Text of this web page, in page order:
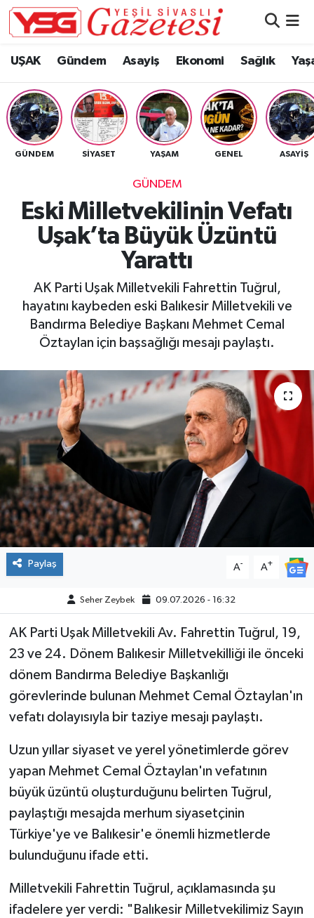
UŞAK Gündem Asayiş Ekonomi Sağlık
GÜNDEM SIYASET YAŞAM GENEL ASAYIŞ
GÜNDEM
Eski Milletvekilinin Vefatı
Uşak’ta Büyük Üzüntü
Yarattı
AK Parti Uşak Milletvekili Fahrettin Tuğrul,
hayatını kaybeden eski Balıkesir Milletvekili ve
Bandırma Belediye Başkanı Mehmet Cemal
Öztaylan için başsağlığı mesajı paylaştı.
Paylaş A- A+
Seher Zeybek 09.07.2026 - 16:32
AK Parti Uşak Milletvekili Av. Fahrettin Tuğrul, 19,
23 ve 24. Dönem Balıkesir Milletvekilliği ile önceki
dönem Bandırma Belediye Başkanlığı
görevlerinde bulunan Mehmet Cemal Öztaylan'ın
vefatı dolayısıyla bir taziye mesajı paylaştı.
Uzun yıllar siyaset ve yerel yönetimlerde görev
yapan Mehmet Cemal Öztaylan'ın vefatının
büyük üzüntü oluşturduğunu belirten Tuğrul,
paylaştığı mesajda merhum siyasetçinin
Türkiye'ye ve Balıkesir'e önemli hizmetlerde
bulunduğunu ifade etti.
Milletvekili Fahrettin Tuğrul, açıklamasında şu
ifadelere yer verdi: "Balıkesir Milletvekilimiz Sayın
Hava Durumu
Namaz Vakitleri
Trafik Durumu
Tüm Manşetler
Son Dakika Haberleri
Haber Arşivi